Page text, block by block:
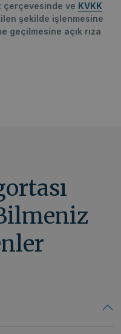
çerçevesinde ve KVKK
şekilde işlenmesine
geçilmesine açık rıza